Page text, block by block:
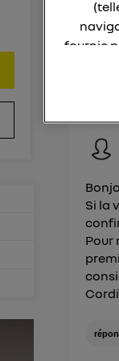
Si la
Pour
fournie
La
Elle
IP et
Pour une
Vous